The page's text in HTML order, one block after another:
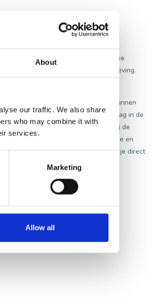
About
our traffic. We also share
who may combine it with
services.
Marketing
Allow all
De Efteling en de Loonse en Drunense
met een dagje uit in de omgeving.
om zo de omgeving extra goed te kunnen
Kaatsheuvel voor een ontspannen dag in de
Grandcafé Sands huur je eenvoudig de
van Kaatsheuvel, de Loonse en
Vanuit ons gastvrije grandcafé stap je direct